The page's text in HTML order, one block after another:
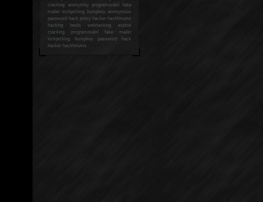
cracking anonymity programování fake
mailer lockpicking bumpkey anonymous
password hack proxy hacker hackforums
hacking heslo webhacking exploit
cracking programování fake mailer
lockpicking bumpkey password hack
hackerhackforums